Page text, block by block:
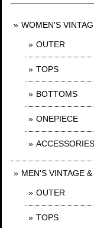
WOMEN'S
OUTER
TOPS
BOTTOMS
ONEPIECE
ACCESSORIES
MEN'S VINTAGE
OUTER
TOPS